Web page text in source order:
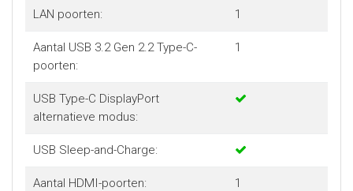
LAN poorten: 1
Aantal USB 3.2 Gen 2.2 Type-C-
poorten:
1
USB Type-C DisplayPort
alternatieve modus:
USB Sleep-and-Charge:
Aantal HDMI-poorten: 1